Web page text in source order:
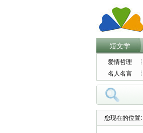
短文学
爱情哲理
名人名言
您现在的位置: